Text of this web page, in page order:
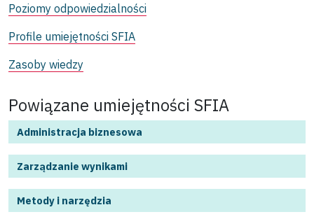
Poziomy odpowiedzialności
Profile umiejętności SFIA
Zasoby wiedzy
Powiązane umiejętności SFIA
Administracja biznesowa
Zarządzanie wynikami
Metody i narzędzia